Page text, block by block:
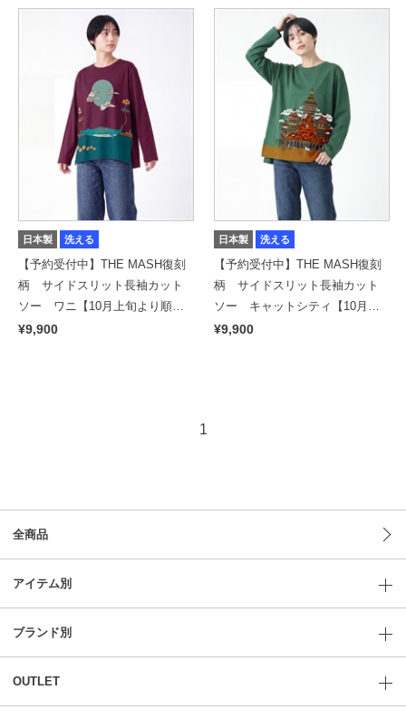
日本製 洗える
【予約受付中】THE MASH復刻
柄 サイドスリット長袖カット
ソー ワニ【10月上旬より順次
発送予定】
¥9,900
日本製 洗える
【予約受付中】THE MASH復刻
柄 サイドスリット長袖カット
ソー キャットシティ【10月上
旬より順次発送予定】
¥9,900
1
全商品
アイテム別
ブランド別
OUTLET